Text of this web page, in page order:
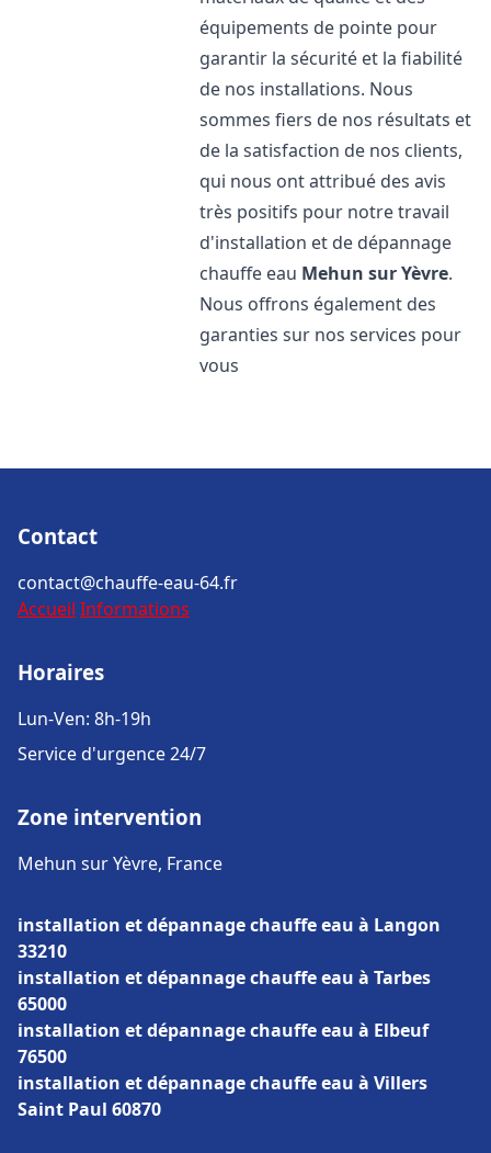
équipements de pointe pour
garantir la sécurité et la fiabilité
de nos installations. Nous
sommes fiers de nos résultats et
de la satisfaction de nos clients,
qui nous ont attribué des avis
très positifs pour notre travail
d'installation et de dépannage
chauffe eau Mehun sur Yèvre.
Nous offrons également des
garanties sur nos services pour
vous
Contact
contact@chauffe-eau-64.fr
Accueil Informations
Horaires
Lun-Ven: 8h-19h
Service d'urgence 24/7
Zone intervention
Mehun sur Yèvre, France
installation et dépannage chauffe eau à Langon
33210
installation et dépannage chauffe eau à Tarbes
65000
installation et dépannage chauffe eau à Elbeuf
76500
installation et dépannage chauffe eau à Villers
Saint Paul 60870